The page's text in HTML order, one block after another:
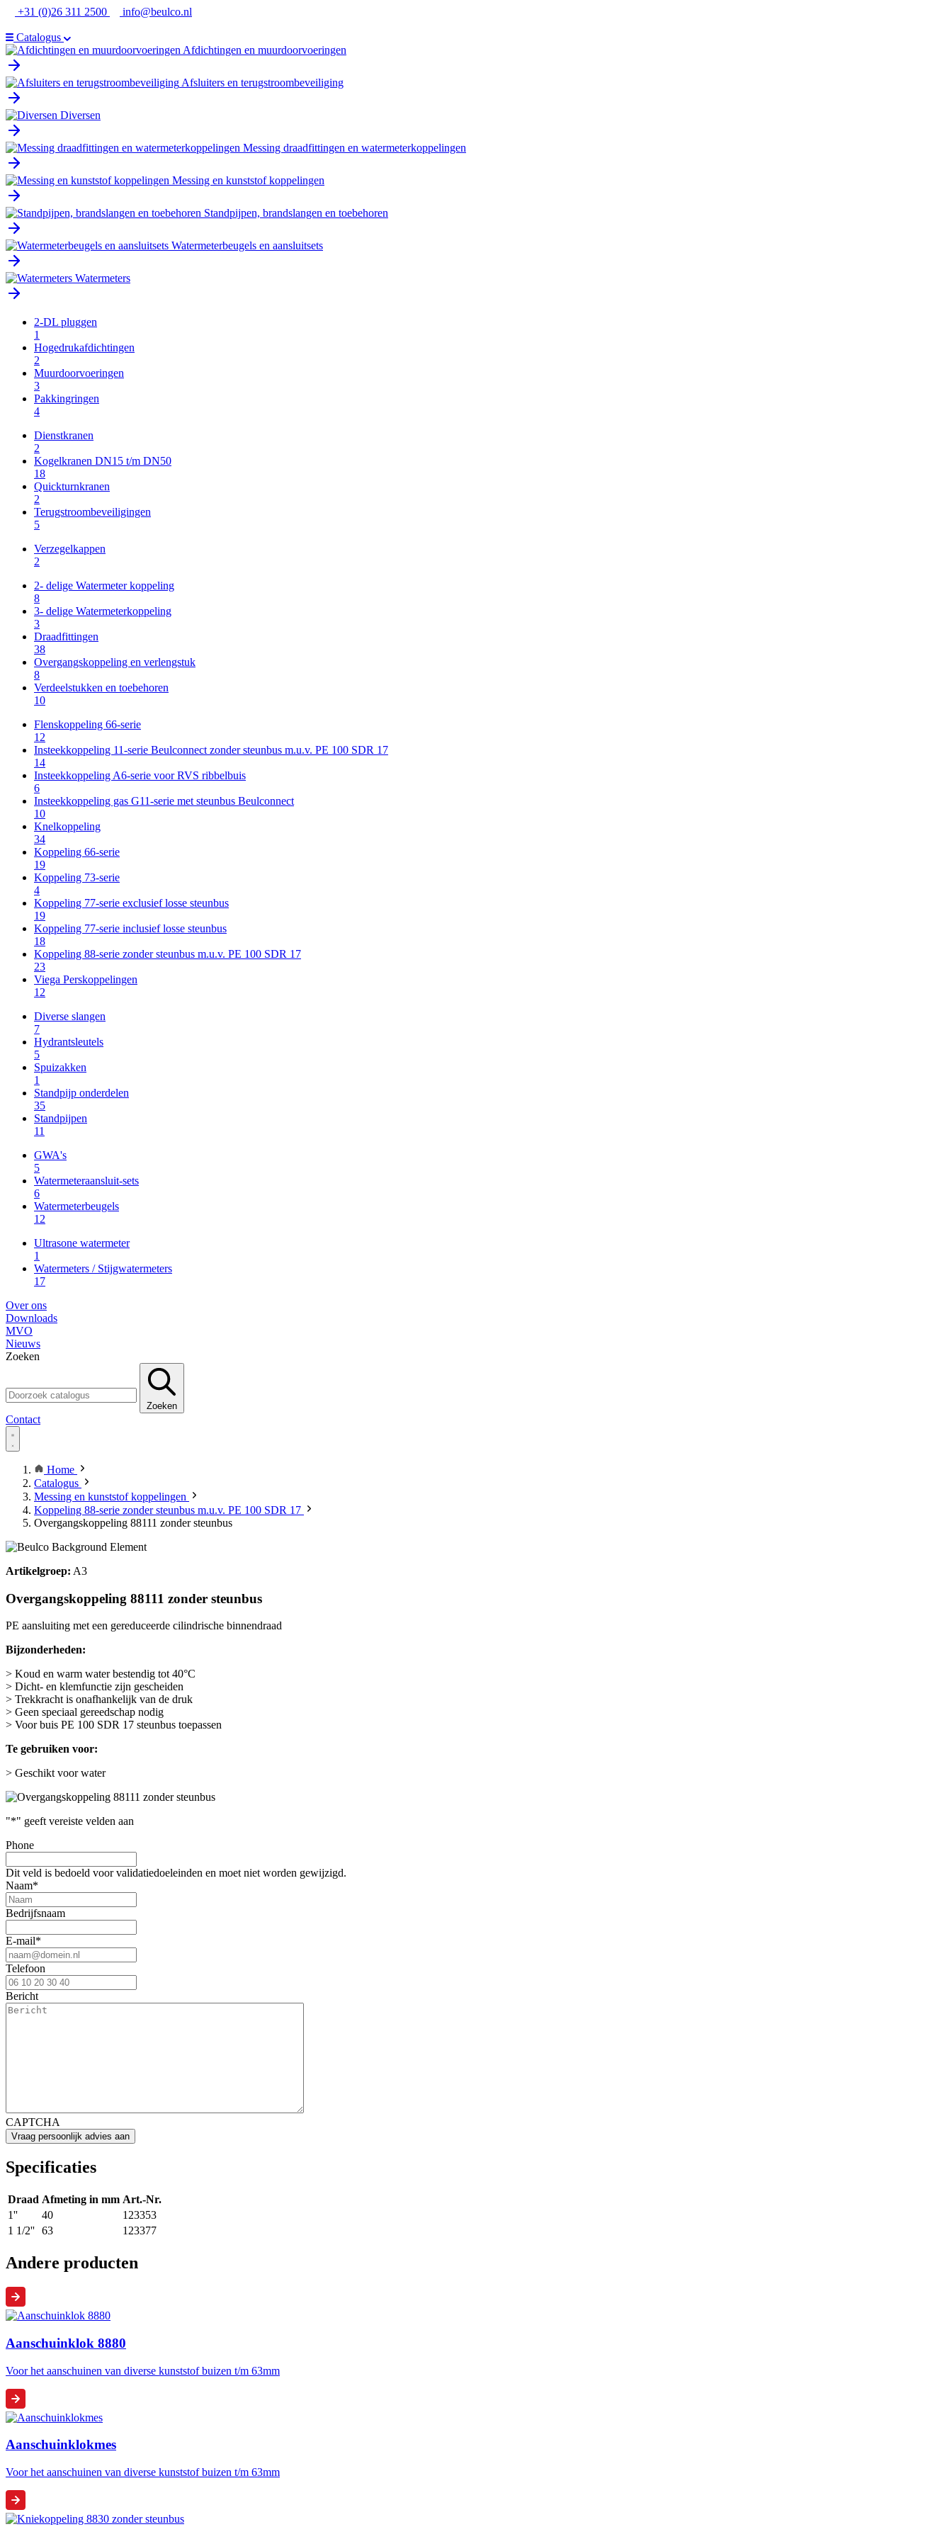
Ga
de
inhoud
+31 (0)26 311 2500 info@beulco.nl
Catalogus
Afdichtingen en muurdoorvoeringen
Afsluiters en terugstroombeveiliging
Diversen
Messing draadfittingen en watermeterkoppelingen
Messing en kunststof koppelingen
Standpijpen, brandslangen en toebehoren
Watermeterbeugels en aansluitsets
Watermeters
2-DL pluggen
1
Hogedrukafdichtingen
2
Muurdoorvoeringen
3
Pakkingringen
4
Dienstkranen
2
Kogelkranen DN15 t/m DN50
18
Quickturnkranen
2
Terugstroombeveiligingen
5
Verzegelkappen
2
2- delige Watermeter koppeling
8
3- delige Watermeterkoppeling
3
Draadfittingen
38
Overgangskoppeling en verlengstuk
8
Verdeelstukken en toebehoren
10
Flenskoppeling 66-serie
12
Insteekkoppeling 11-serie Beulconnect zonder steunbus m.u.v. PE 100 SDR 17
14
Insteekkoppeling A6-serie voor RVS ribbelbuis
6
Insteekkoppeling gas G11-serie met steunbus Beulconnect
10
Knelkoppeling
34
Koppeling 66-serie
19
Koppeling 73-serie
4
Koppeling 77-serie exclusief losse steunbus
19
Koppeling 77-serie inclusief losse steunbus
18
Koppeling 88-serie zonder steunbus m.u.v. PE 100 SDR 17
23
Viega Perskoppelingen
12
Diverse slangen
7
Hydrantsleutels
5
Spuizakken
1
Standpijp onderdelen
35
Standpijpen
11
GWA's
5
Watermeteraansluit-sets
6
Watermeterbeugels
12
Ultrasone watermeter
1
Watermeters / Stijgwatermeters
17
Over ons
Downloads
MVO
Nieuws
Zoeken
Zoeken
Contact
Home
Catalogus
Messing en kunststof koppelingen
Koppeling 88-serie zonder steunbus m.u.v. PE 100 SDR 17
Overgangskoppeling 88111 zonder steunbus
Artikelgroep: A3
Overgangskoppeling 88111 zonder steunbus
PE aansluiting met een gereduceerde cilindrische binnendraad
Bijzonderheden:
> Koud en warm water bestendig tot 40°C
> Dicht- en klemfunctie zijn gescheiden
> Trekkracht is onafhankelijk van de druk
> Geen speciaal gereedschap nodig
> Voor buis PE 100 SDR 17 steunbus toepassen
Te gebruiken voor:
> Geschikt voor water
"*" geeft vereiste velden aan
Phone
Dit veld is bedoeld voor validatiedoeleinden en moet niet worden gewijzigd.
Naam*
Bedrijfsnaam
E-mail*
Telefoon
Bericht
CAPTCHA
Specificaties
Draad Afmeting in mm Art.-Nr.
1''
40
123353
1 1/2'' 63 123377
Andere producten
Aanschuinklok 8880
Voor het aanschuinen van diverse kunststof buizen t/m 63mm
Aanschuinklokmes
Voor het aanschuinen van diverse kunststof buizen t/m 63mm